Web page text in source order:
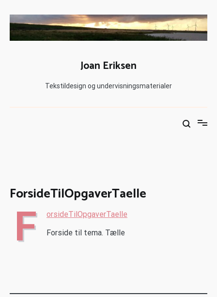
Joan Eriksen
Tekstildesign og undervisningsmaterialer
ForsideTilOpgaverTaelle
F
orsideTilOpgaverTaelle
Forside til tema. Tælle